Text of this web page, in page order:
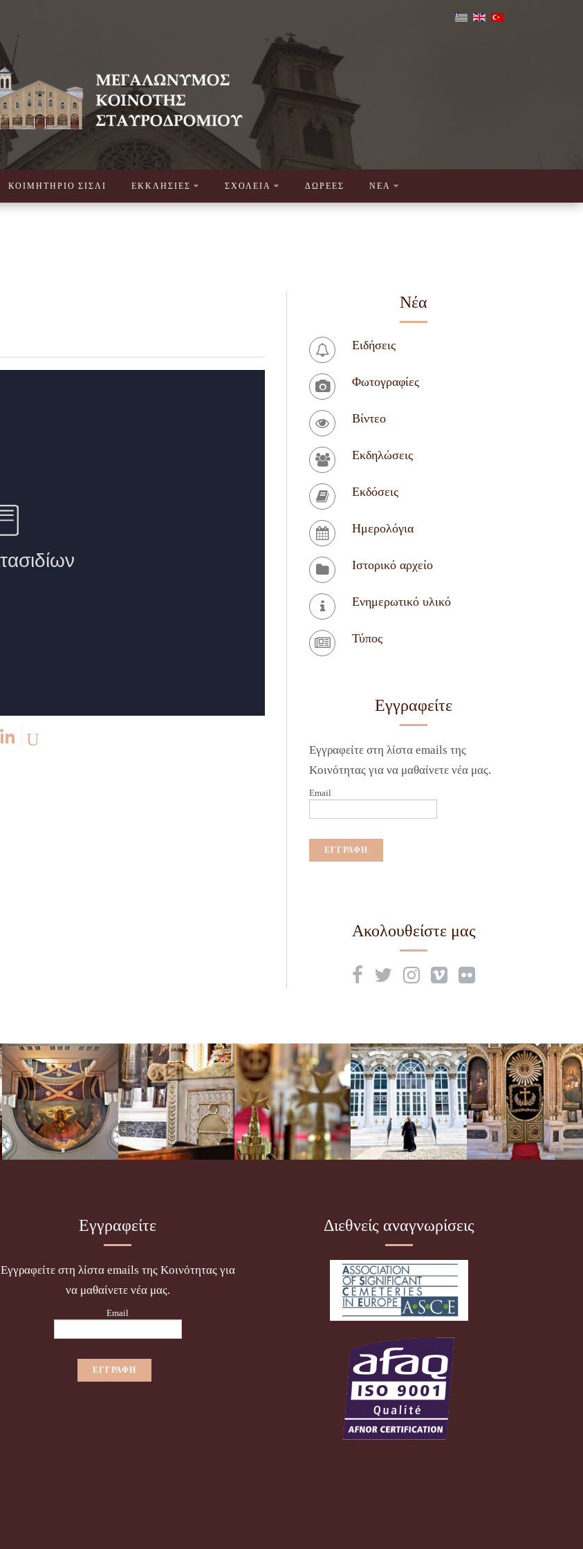
ΚΟΙΜΗΤΗΡΙΟ ΣΙΣΛΙ ΕΚΚΛΗΣΙΕΣ ΣΧΟΛΕΙΑ ΔΩΡΕΕΣ ΝΕΑ
Νέα
Ειδήσεις
Φωτογραφίες
Βίντεο
Εκδηλώσεις
Εκδόσεις
Ημερολόγια
Ιστορικό αρχείο
Ενημερωτικό υλικό
Τύπος
Εγγραφείτε
Εγγραφείτε στη λίστα emails της
Κοινότητας για να μαθαίνετε νέα μας.
Email
Ακολουθείστε μας
Εγγραφείτε
Εγγραφείτε στη λίστα emails της Κοινότητας για
να μαθαίνετε νέα μας.
Email
Διεθνείς αναγνωρίσεις